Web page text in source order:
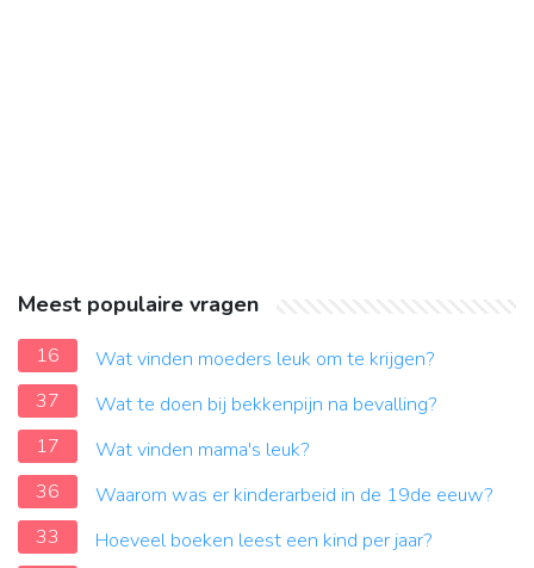
Meest populaire vragen
16
Wat vinden moeders leuk om te krijgen?
37
Wat te doen bij bekkenpijn na bevalling?
17
Wat vinden mama's leuk?
36
Waarom was er kinderarbeid in de 19de eeuw?
33
Hoeveel boeken leest een kind per jaar?